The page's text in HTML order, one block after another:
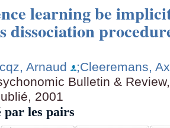
learning be
dissociation
Arnaud
;Cleeremans,
Bulletin &
2001
les pairs